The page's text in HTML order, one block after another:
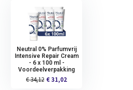
Neutral 0% Parfumvrij
Intensive Repair Cream
- 6 x 100 ml -
Voordeelverpakking
€ 34,12 € 31,02